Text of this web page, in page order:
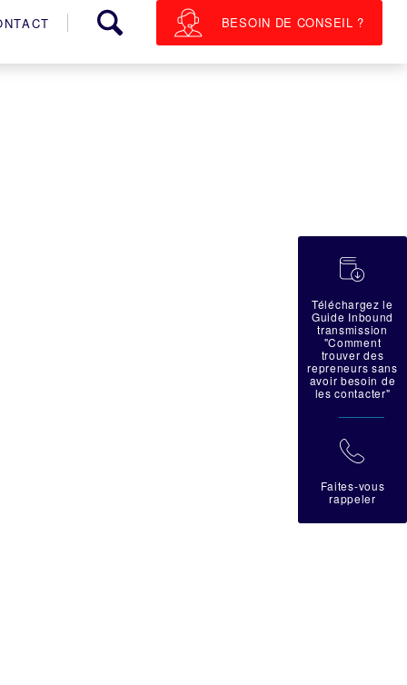
BESOIN DE CONSEIL ?
蠟
Téléchargez le
Guide Inbound
transmission
"Comment
trouver des
repreneurs sans
avoir besoin de
les contacter"
拉
Faites-vous
rappeler